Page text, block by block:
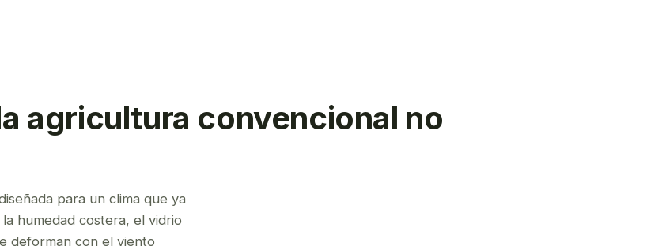
agricultura convencional no
para un clima que ya
humedad costera, el vidrio
deforman con el viento